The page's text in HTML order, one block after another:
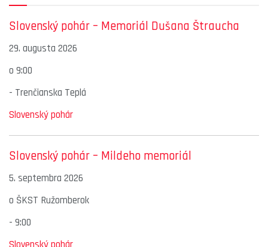
Slovenský pohár – Memoriál Dušana Štraucha
29. augusta 2026
o 9:00
- Trenčianska Teplá
Slovenský pohár
Slovenský pohár – Mildeho memoriál
5. septembra 2026
o ŠKST Ružomberok
- 9:00